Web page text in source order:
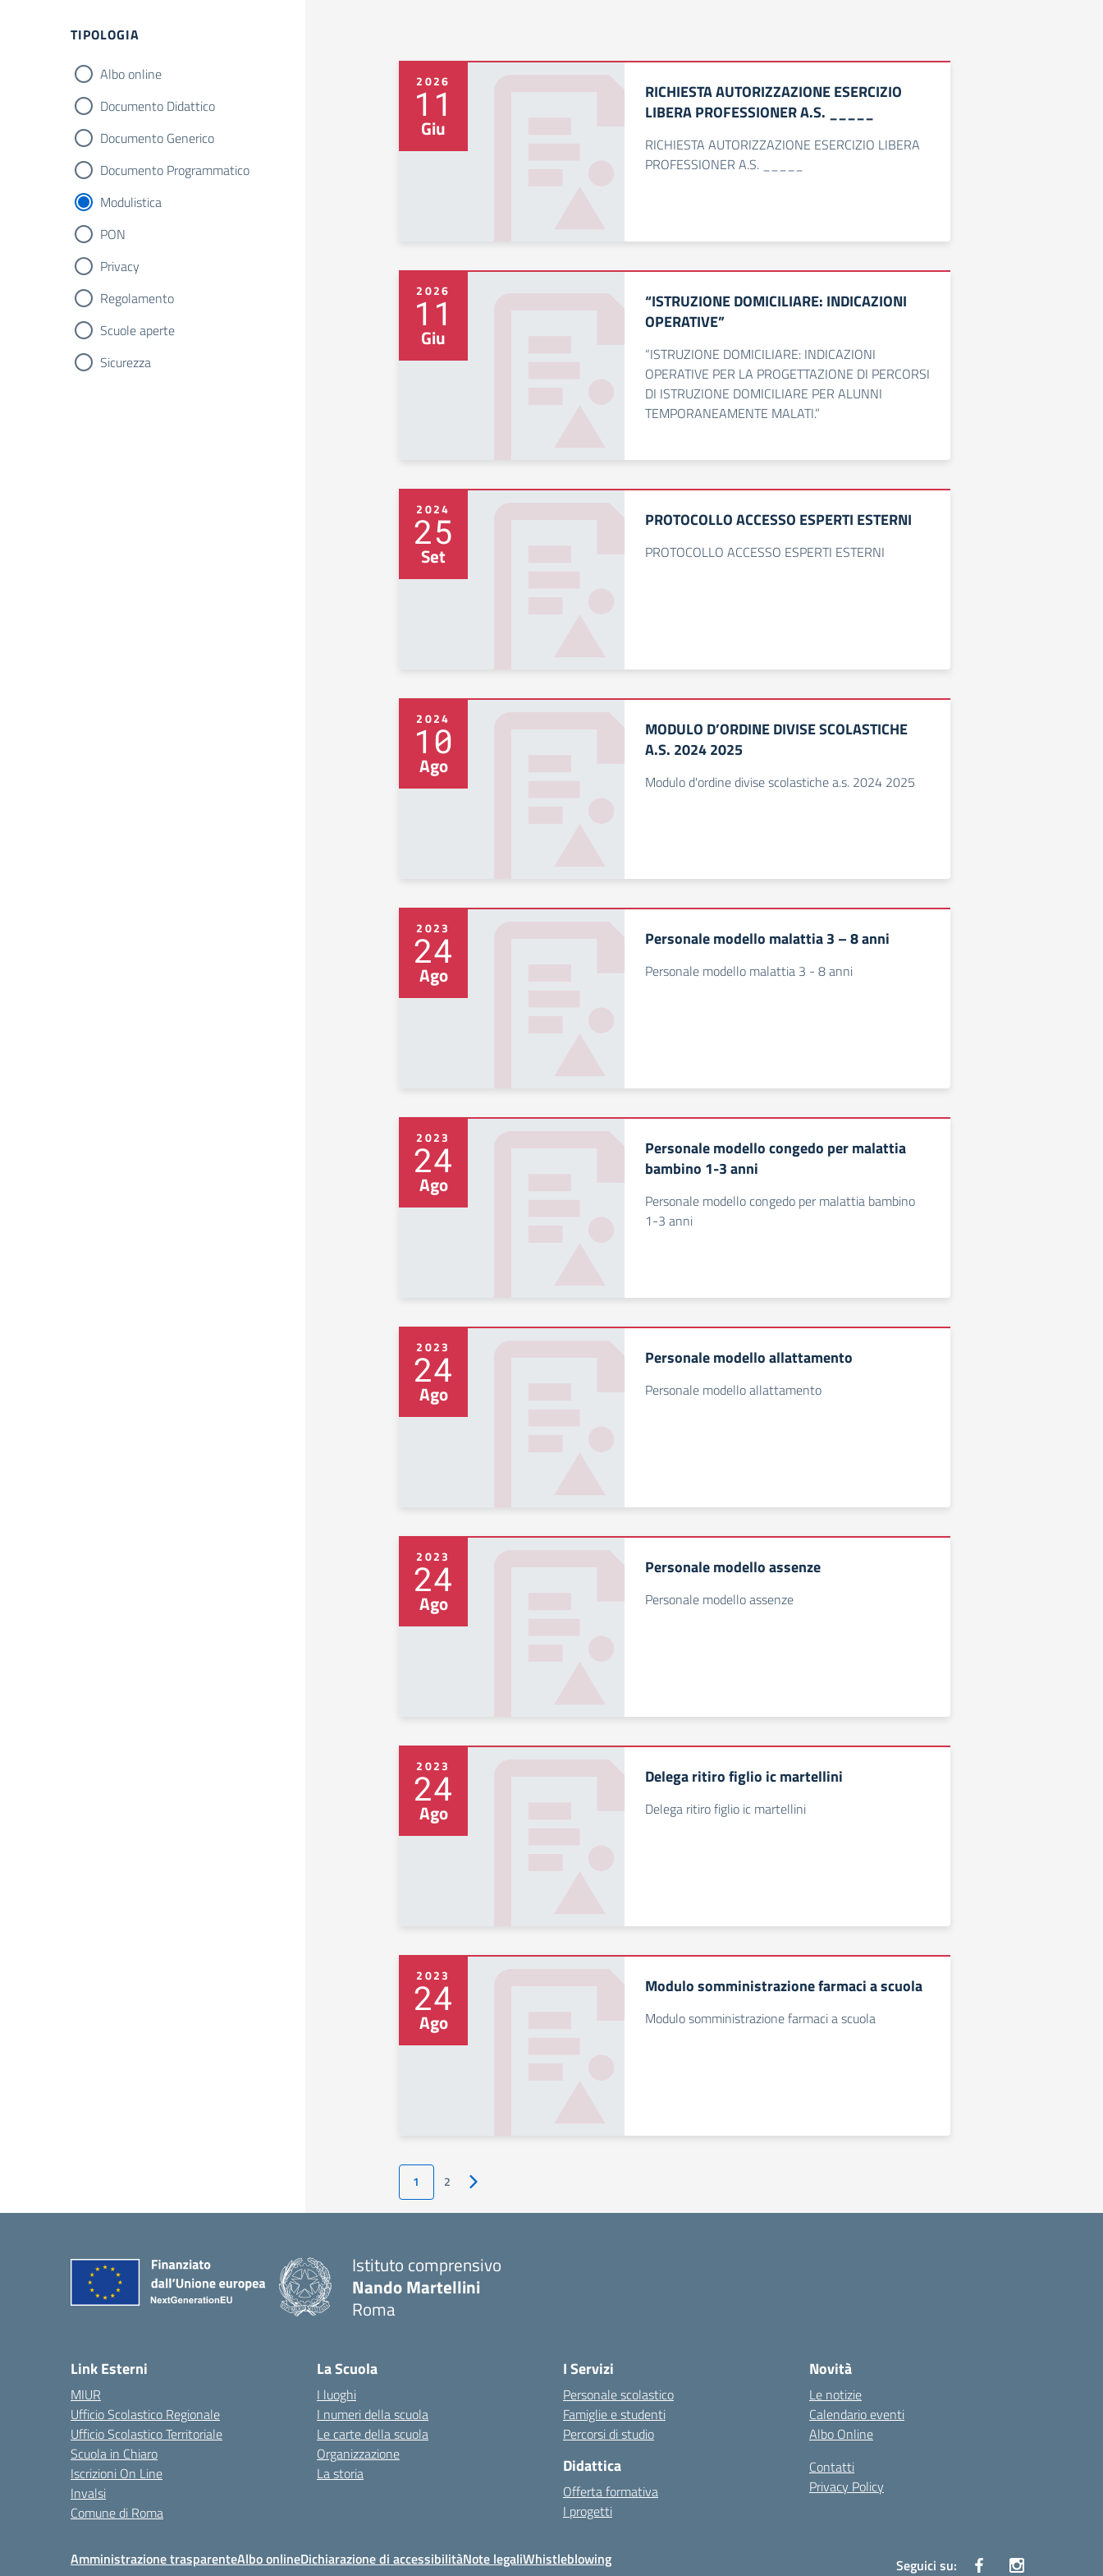
Filtri
TIPOLOGIA
Albo online
Documento Didattico
Documento Generico
Documento Programmatico
Modulistica
PON
Privacy
Regolamento
Scuole aperte
Sicurezza
2026
11
Giu
RICHIESTA AUTORIZZAZIONE ESERCIZIO
LIBERA PROFESSIONER A.S. _____
RICHIESTA AUTORIZZAZIONE ESERCIZIO LIBERA
PROFESSIONER A.S. _____
2026
11
Giu
“ISTRUZIONE DOMICILIARE: INDICAZIONI
OPERATIVE”
“ISTRUZIONE DOMICILIARE: INDICAZIONI
OPERATIVE PER LA PROGETTAZIONE DI PERCORSI
DI ISTRUZIONE DOMICILIARE PER ALUNNI
TEMPORANEAMENTE MALATI.”
2024
25
Set
PROTOCOLLO ACCESSO ESPERTI ESTERNI
PROTOCOLLO ACCESSO ESPERTI ESTERNI
2024
10
Ago
MODULO D’ORDINE DIVISE SCOLASTICHE
A.S. 2024 2025
Modulo d'ordine divise scolastiche a.s. 2024 2025
2023
24
Ago
Personale modello malattia 3 – 8 anni
Personale modello malattia 3 - 8 anni
2023
24
Ago
Personale modello congedo per malattia
bambino 1-3 anni
Personale modello congedo per malattia bambino
1-3 anni
2023
24
Ago
Personale modello allattamento
Personale modello allattamento
2023
24
Ago
Personale modello assenze
Personale modello assenze
2023
24
Ago
Delega ritiro figlio ic martellini
Delega ritiro figlio ic martellini
2023
24
Ago
Modulo somministrazione farmaci a scuola
Modulo somministrazione farmaci a scuola
1 2 Pagina successiva
Istituto comprensivo
Nando Martellini
Roma
Link Esterni
MIUR
Ufficio Scolastico Regionale
Ufficio Scolastico Territoriale
Scuola in Chiaro
Iscrizioni On Line
Invalsi
Comune di Roma
La Scuola
I luoghi
I numeri della scuola
Le carte della scuola
Organizzazione
La storia
I Servizi
Personale scolastico
Famiglie e studenti
Percorsi di studio
Didattica
Offerta formativa
I progetti
Novità
Le notizie
Calendario eventi
Albo Online
Contatti
Privacy Policy
Amministrazione trasparenteAlbo onlineDichiarazione di accessibilitàNote legaliWhistleblowing Seguici su: